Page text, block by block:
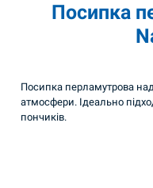
Посипка
Посипка перламутрова
атмосфери. Ідеально
пончиків.